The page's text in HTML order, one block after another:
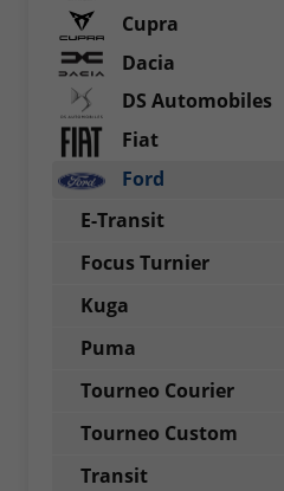
Cupra
Dacia
DS Automobiles
Fiat
Ford
E-Transit
Focus Turnier
Kuga
Puma
Tourneo Courier
Tourneo Custom
Transit